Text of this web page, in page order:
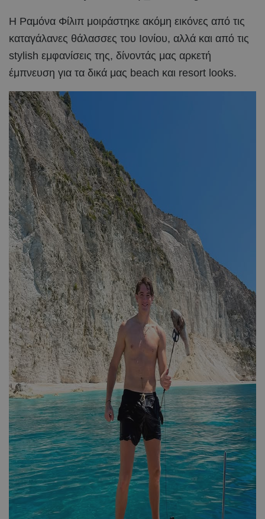
Η Ραμόνα Φίλιπ μοιράστηκε ακόμη εικόνες από τις
καταγάλανες θάλασσες του Ιονίου, αλλά και από τις
stylish εμφανίσεις της, δίνοντάς μας αρκετή
έμπνευση για τα δικά μας beach και resort looks.